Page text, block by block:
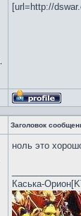
[url=http://
Заголовок
ноль это
Каська-